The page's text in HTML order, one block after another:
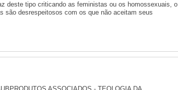
deste tipo criticando as feministas ou os homossexuais, o
são desrespeitosos com os que não aceitam seus